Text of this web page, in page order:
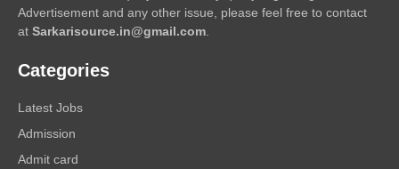
Advertisement and any other issue, please feel free to contact
at Sarkarisource.in@gmail.com
Categories
Latest Jobs
Admission
Admit card